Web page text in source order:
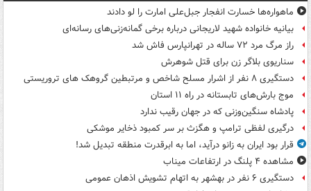
ماهواره‌ها خسارت انفجار جبل‌علی امارت را لو دادند
بیانیه خانواده شهید لاریجانی درباره برخی گمانه‌زنی‌های رسانه‌ای
راز مرگ مرد ۷۲ ساله در تهرانپارس فاش شد
سناریوی بلاگر زن برای قتل شوهرش
دستگیری ۸ نفر از اشرار مسلح شاخص و مرتبطین گروهک های تروریستی
موج بارش‌های تابستانه در راه ۱۱ استان
پادشاه سنگین‌وزنی که در جهان رقیب ندارد
درگیری لفظی ترامپ و هگزث بر سر کمبود ذخایر موشکی
قرار بود ایران به زانو درآید، اما به ابرقدرت منطقه تبدیل شد!
مشاهده ۴ پلنگ در ارتفاعات میناب
دستگیری ۶ نفر در بهشهر به اتهام تشویش اذهان عمومی